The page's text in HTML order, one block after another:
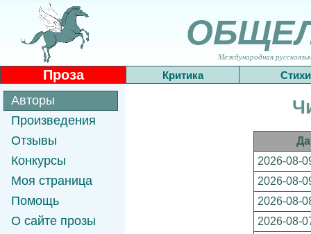
Международная
Проза Критика Стихи
Авторы
Произведения
Отзывы
Конкурсы
Моя страница
Помощь
О сайте прозы
2026-08-
2026-08-
2026-08-
2026-08-